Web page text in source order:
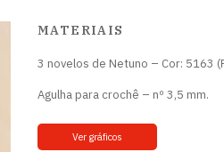
MATERIAIS
3 novelos de Netuno – Cor: 5163
Agulha para crochê – nº 3,5 mm.
Ver gráficos